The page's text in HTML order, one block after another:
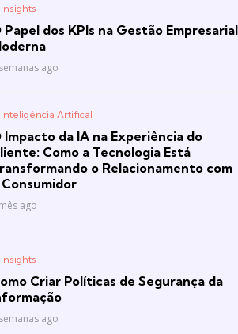
Insights
Papel dos KPIs na Gestão Empresarial
ago
Inteligência Artifical
Impacto da IA na Experiência do
Como a Tecnologia Está
o Relacionamento com
Consumidor
ago
Insights
Criar Políticas de Segurança da
ago